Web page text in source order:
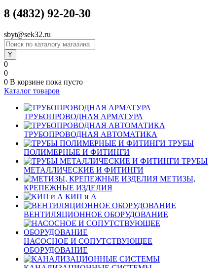
8 (4832) 92-20-30
sbyt@sek32.ru
0
0
0 В корзине пока пусто
Каталог товаров
ТРУБОПРОВОДНАЯ АРМАТУРА
ТРУБОПРОВОДНАЯ АВТОМАТИКА
ТРУБЫ
ПОЛИМЕРНЫЕ И ФИТИНГИ
ТРУБЫ
МЕТАЛЛИЧЕСКИЕ И ФИТИНГИ
МЕТИЗЫ,
КРЕПЕЖНЫЕ ИЗДЕЛИЯ
КИП и А
ВЕНТИЛЯЦИОННОЕ ОБОРУДОВАНИЕ
НАСОСНОЕ И СОПУТСТВУЮЩЕЕ
ОБОРУДОВАНИЕ